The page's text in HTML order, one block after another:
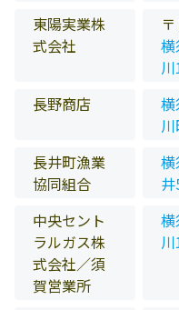
東陽実業株
式会社
長野商店
長井町漁業
協同組合
中央セント
ラルガス株
式会社／須
賀営業所